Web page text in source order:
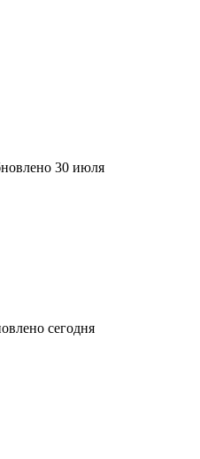
30 июля
сегодня